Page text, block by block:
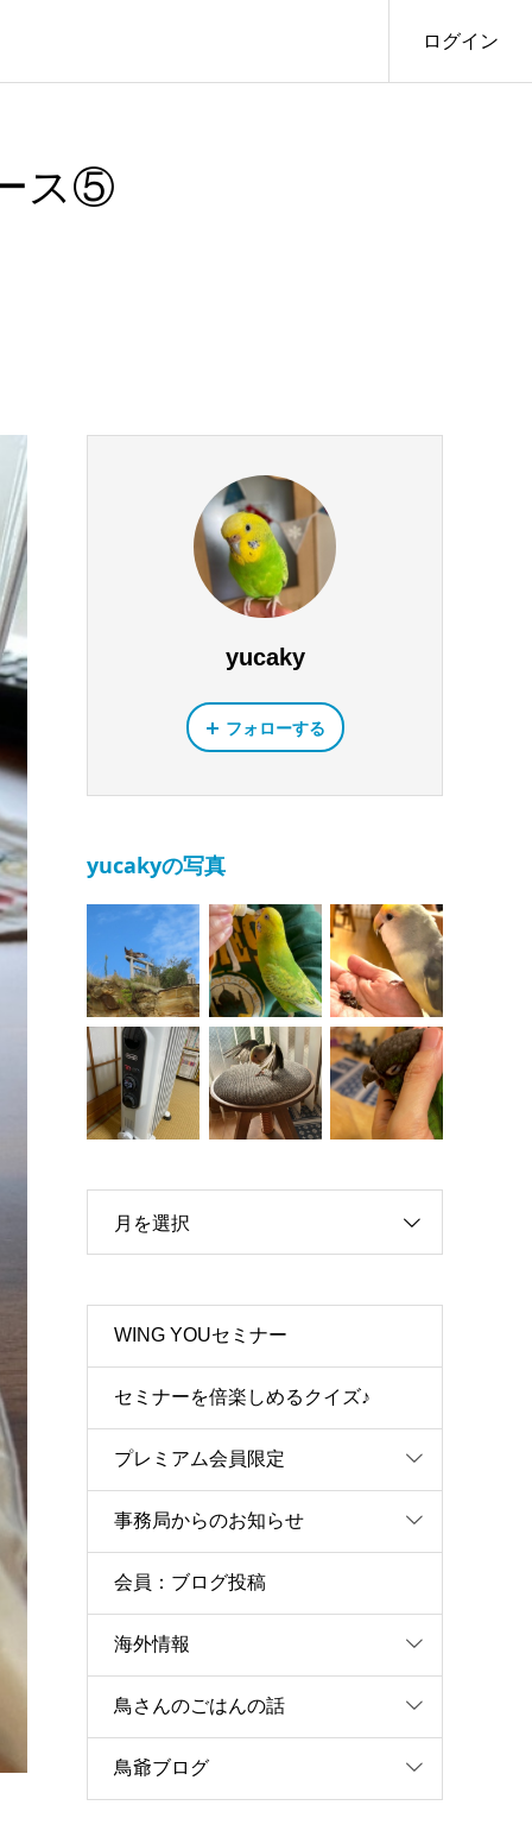
ログイン
ス⑤
yucaky
フォローする
yucakyの写真
月を選択
WING YOUセミナー
セミナーを倍楽しめるクイズ♪
プレミアム会員限定
事務局からのお知らせ
会員：ブログ投稿
海外情報
鳥さんのごはんの話
鳥爺ブログ